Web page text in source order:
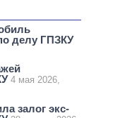
делу ГПЗКУ
4 мая 2026,
залог экс-